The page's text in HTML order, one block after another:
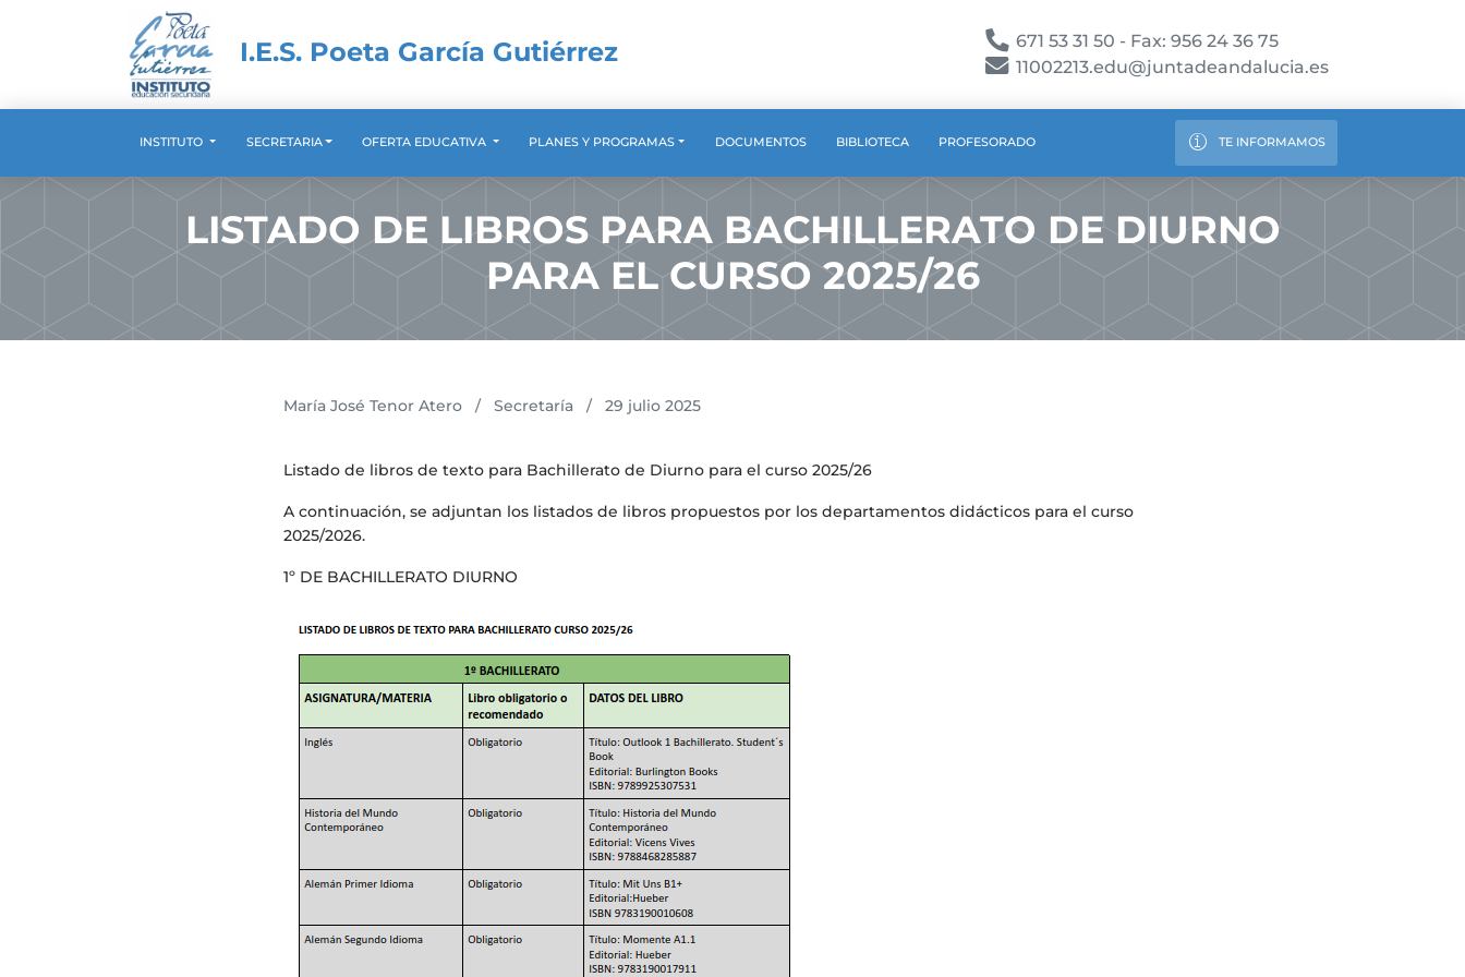
I.E.S. Poeta García Gutiérrez
671 53 31 50 - Fax: 956 24 36 75
11002213.edu@juntadeandalucia.es
INSTITUTO SECRETARIA OFERTA EDUCATIVA PLANES Y PROGRAMAS DOCUMENTOS BIBLIOTECA PROFESORADO TE INFORMAMOS
LISTADO DE LIBROS PARA BACHILLERATO DE DIURNO
PARA EL CURSO 2025/26
María José Tenor Atero / Secretaría / 29 julio 2025
Listado de libros de texto para Bachillerato de Diurno para el curso 2025/26
A continuación, se adjuntan los listados de libros propuestos por los departamentos didácticos para el curso
2025/2026.
1º DE BACHILLERATO DIURNO